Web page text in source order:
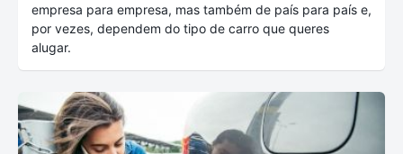
empresa para empresa, mas também de país para país e,
por vezes, dependem do tipo de carro que queres
alugar.